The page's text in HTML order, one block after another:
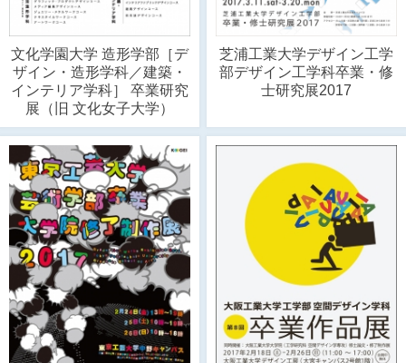
文化学園大学 造形学部［デ
ザイン・造形学科／建築・
インテリア学科］ 卒業研究
展（旧 文化女子大学）
芝浦工業大学デザイン工学
部デザイン工学科卒業・修
士研究展2017